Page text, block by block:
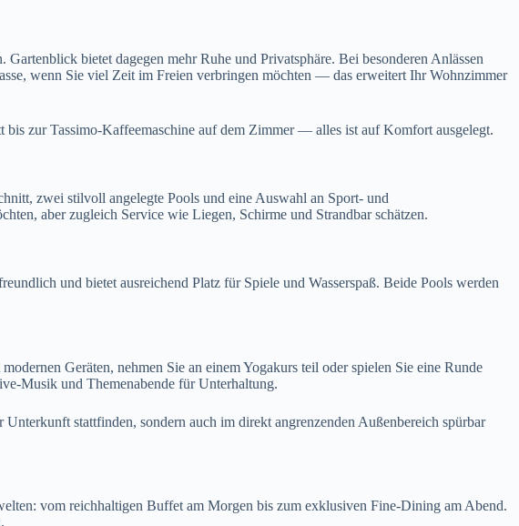
bietet dagegen mehr Ruhe und Privatsphäre. Bei besonderen Anlässen
wenn Sie viel Zeit im Freien verbringen möchten — das erweitert Ihr Wohnzimmer
zur Tassimo-Kaffeemaschine auf dem Zimmer — alles ist auf Komfort ausgelegt.
zwei stilvoll angelegte Pools und eine Auswahl an Sport- und
aber zugleich Service wie Liegen, Schirme und Strandbar schätzen.
und bietet ausreichend Platz für Spiele und Wasserspaß. Beide Pools werden
Geräten, nehmen Sie an einem Yogakurs teil oder spielen Sie eine Runde
Musik und Themenabende für Unterhaltung.
stattfinden, sondern auch im direkt angrenzenden Außenbereich spürbar
vom reichhaltigen Buffet am Morgen bis zum exklusiven Fine-Dining am Abend.